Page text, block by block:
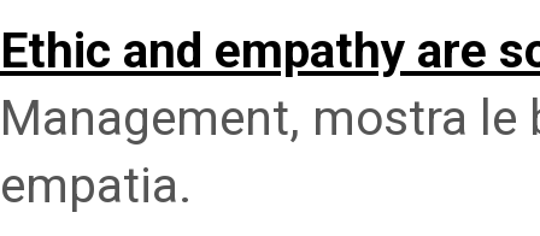
Ethic and empathy are
Management, mostra
empatia.